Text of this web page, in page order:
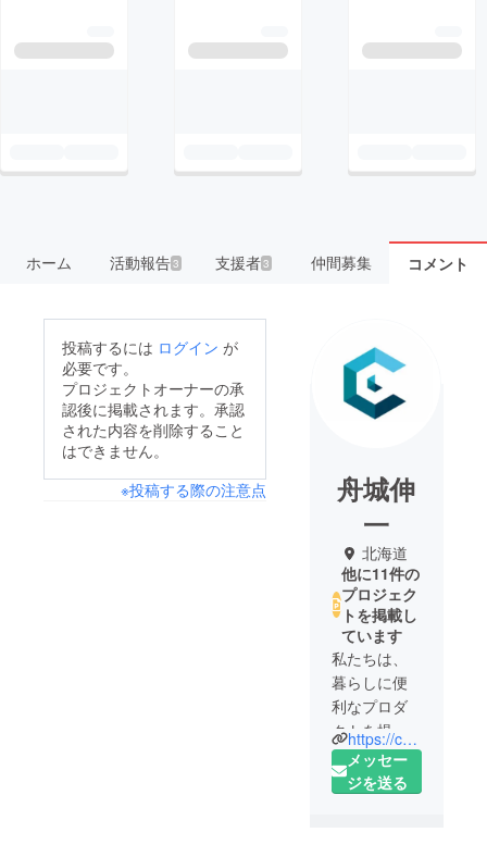
ホーム 活動報告3 支援者3 仲間募集 コメント
投稿するには ログイン が
必要です。
プロジェクトオーナーの承
認後に掲載されます。承認
された内容を削除すること
はできません。
※投稿する際の注意点
舟城伸
一
北海道
他に11件の
プロジェク
トを掲載し
ています
私たちは、
暮らしに便
利なプロダ
クトを提供
したいと
思っていま
https://cyakusin.net/
メッセー
ジを送る